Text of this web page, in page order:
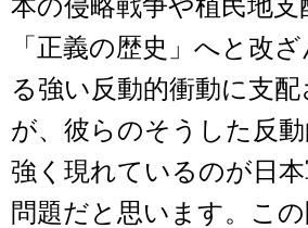
本の侵略戦争や植民地支
「正義の歴史」へと改
る強い反動的衝動に支
が、彼らのそうした反
強く現れているのが日本
問題だと思います。こ